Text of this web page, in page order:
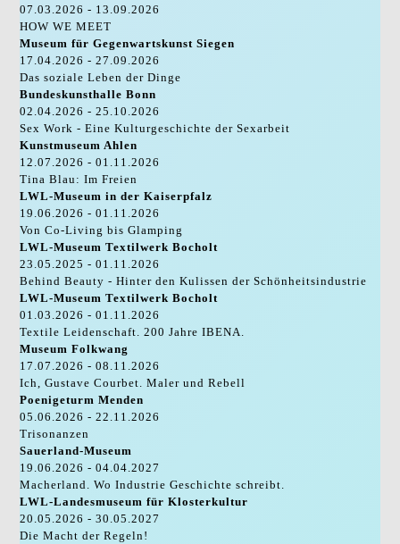
07.03.2026 - 13.09.2026
HOW WE MEET
Museum für Gegenwartskunst Siegen
17.04.2026 - 27.09.2026
Das soziale Leben der Dinge
Bundeskunsthalle Bonn
02.04.2026 - 25.10.2026
Sex Work - Eine Kulturgeschichte der Sexarbeit
Kunstmuseum Ahlen
12.07.2026 - 01.11.2026
Tina Blau: Im Freien
LWL-Museum in der Kaiserpfalz
19.06.2026 - 01.11.2026
Von Co-Living bis Glamping
LWL-Museum Textilwerk Bocholt
23.05.2025 - 01.11.2026
Behind Beauty - Hinter den Kulissen der Schönheitsindustrie
LWL-Museum Textilwerk Bocholt
01.03.2026 - 01.11.2026
Textile Leidenschaft. 200 Jahre IBENA.
Museum Folkwang
17.07.2026 - 08.11.2026
Ich, Gustave Courbet. Maler und Rebell
Poenigeturm Menden
05.06.2026 - 22.11.2026
Trisonanzen
Sauerland-Museum
19.06.2026 - 04.04.2027
Macherland. Wo Industrie Geschichte schreibt.
LWL-Landesmuseum für Klosterkultur
20.05.2026 - 30.05.2027
Die Macht der Regeln!